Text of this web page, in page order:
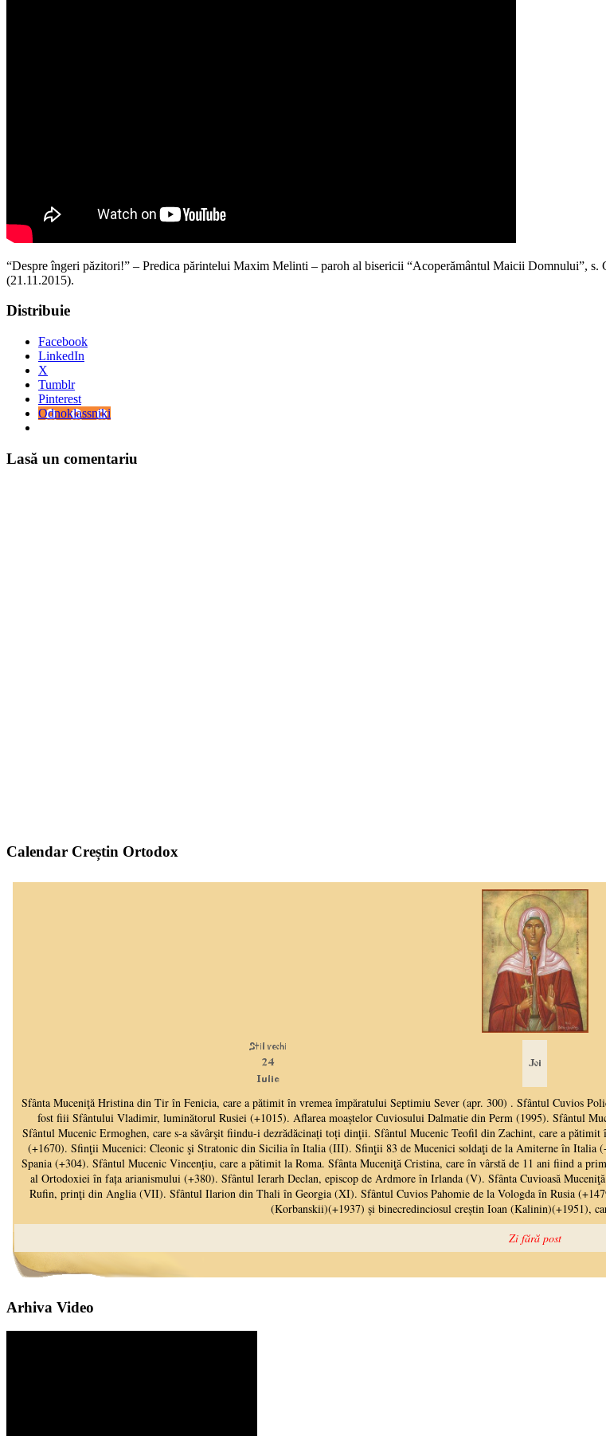
“Despre îngeri păzitori!” – Predica părintelui Maxim Melinti – paroh al bisericii “Acoperământul Maicii Domnului”,
(21.11.2015).
Distribuie
Facebook
LinkedIn
X
Tumblr
Pinterest
Odnoklassniki
Lasă un comentariu
Calendar Creștin Ortodox
Arhiva Video